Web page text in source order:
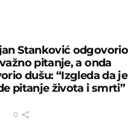
Stanković odgovorio
pitanje, a onda
dušu: “Izgleda da je
pitanje života i smrti”
0